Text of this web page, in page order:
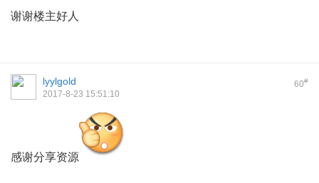
谢谢楼主好人
60#
lyylgold
2017-8-23 15:51:10
感谢分享资源